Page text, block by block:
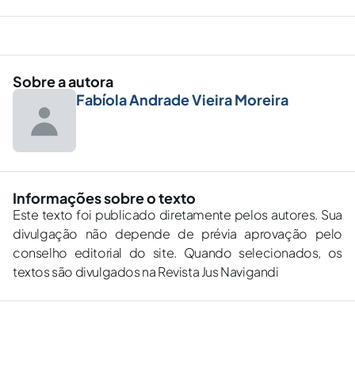
Sobre a autora
Fabíola Andrade Vieira Moreira
Informações sobre o texto
Este texto foi publicado diretamente pelos autores. Sua
divulgação não depende de prévia aprovação pelo
conselho editorial do site. Quando selecionados, os
textos são divulgados na Revista Jus Navigandi